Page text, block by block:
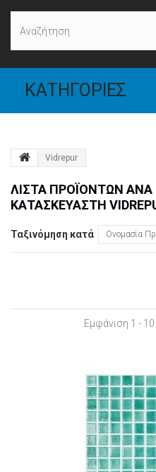
ΚΑΤΗΓΟΡΊΕΣ
Vidrepur
ΛΊΣΤΑ ΠΡΟΪΌΝΤΩΝ ΑΝΆ
ΚΑΤΑΣΚΕΥΑΣΤΉ
Ταξινόμηση κατά
Εμφάνιση 1 -